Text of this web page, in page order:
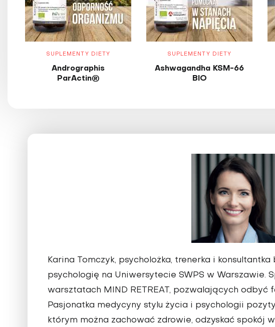
SUPLEMENTY DIETY
Andrographis
ParActin®
SUPLEMENTY DIETY
Ashwagandha KSM-66
BIO
Karina Tomczyk, psycholożka, trenerka i
psychologię na Uniwersytecie SWPS w Warszawie.
warsztatach MIND RETREAT, pozwalających odbyć
Pasjonatka medycyny stylu życia i psychologii
którym można zachować zdrowie, odzyskać spokój